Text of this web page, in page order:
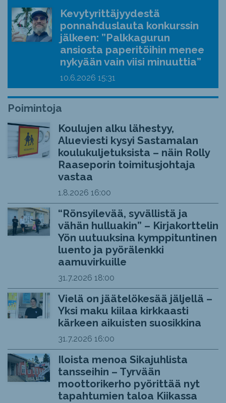
Kevytyrittäjyydestä
ponnahduslauta konkurssin
jälkeen: ”Palkkagurun
ansiosta paperitöihin menee
nykyään vain viisi minuuttia”
10.6.2026 15:31
Poimintoja
Koulujen alku lähestyy,
Alueviesti kysyi Sastamalan
koulukuljetuksista – näin Rolly
Raaseporin toimitusjohtaja
vastaa
1.8.2026 16:00
“Rönsyilevää, syvällistä ja
vähän hulluakin” – Kirjakorttelin
Yön uutuuksina kymppituntinen
luento ja pyörälenkki
aamuvirkuille
31.7.2026 18:00
Vielä on jäätelökesää jäljellä –
Yksi maku kiilaa kirkkaasti
kärkeen aikuisten suosikkina
31.7.2026 16:00
Iloista menoa Sikajuhlista
tansseihin – Tyrvään
moottorikerho pyörittää nyt
tapahtumien taloa Kiikassa